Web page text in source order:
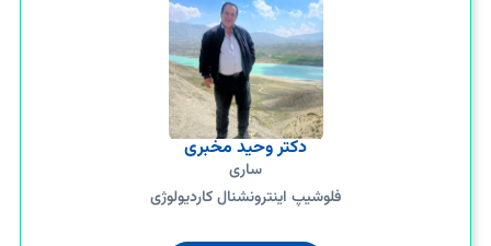
دکتر وحید مخبری
ساری
فلوشیپ اینترونشنال کاردیولوژی